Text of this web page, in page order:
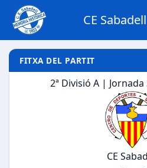
CE
FITXA DEL PARTIT
2ª Divisió A |
CE